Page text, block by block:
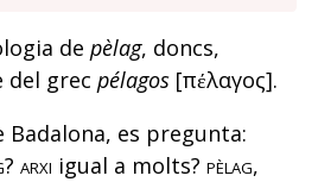
de pèlag, doncs,
del grec pélagos [πέλαγος].
Badalona, es pregunta:
? arxi igual a molts? pèlag,